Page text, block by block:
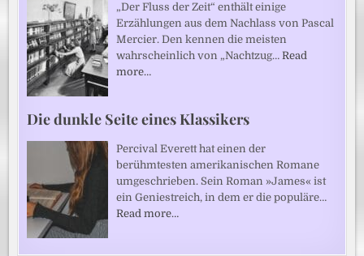
„Der Fluss der Zeit“ enthält einige
Erzählungen aus dem Nachlass von Pascal
Mercier. Den kennen die meisten
wahrscheinlich von „Nachtzug…Read
more…
Die dunkle Seite eines Klassikers
Percival Everett hat einen der
berühmtesten amerikanischen Romane
umgeschrieben. Sein Roman »James« ist
ein Geniestreich, in dem er die populäre…
Read more…